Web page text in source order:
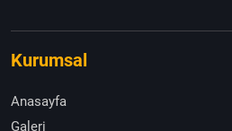
Kurumsal
Anasayfa
Galeri